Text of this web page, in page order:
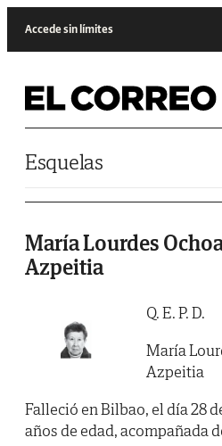
Accede sin límites
Esquelas
María Lourdes
Azpeitia
Q. E. P. D.
María
Azpeitia
Falleció en Bilbao, el día 28
años de edad, acompañada